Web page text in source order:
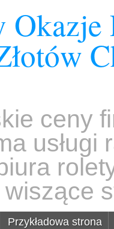
ceny
usługi
Przykładowa strona